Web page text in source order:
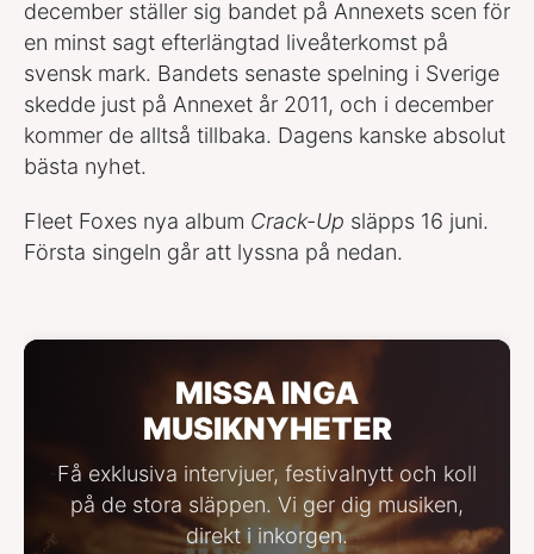
december ställer sig bandet på Annexets scen för
en minst sagt efterlängtad liveåterkomst på
svensk mark. Bandets senaste spelning i Sverige
skedde just på Annexet år 2011, och i december
kommer de alltså tillbaka. Dagens kanske absolut
bästa nyhet.
Fleet Foxes nya album Crack-Up släpps 16 juni.
Första singeln går att lyssna på nedan.
MISSA INGA
MUSIKNYHETER
Få exklusiva intervjuer, festivalnytt och koll
på de stora släppen. Vi ger dig musiken,
direkt i inkorgen.